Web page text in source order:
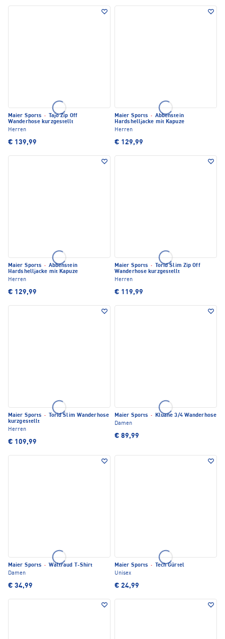
Maier Sports ·
Tajo Zip Off
Wanderhose kurzgestellt
Herren
€ 139,99
Maier Sports · Abbenstein
Hardshelljacke mit Kapuze
Herren
€ 129,99
Maier Sports · Abbenstein
Hardshelljacke mit Kapuze
Herren
€ 129,99
Maier Sports ·
Torid Slim Zip Off
Wanderhose kurzgestellt
Herren
€ 119,99
Maier Sports ·
Torid Slim Wanderhose
kurzgestellt
Herren
€ 109,99
Maier Sports ·
Kluane 3/4 Wanderhose
Damen
€ 89,99
Maier Sports · Waltraud T-Shirt
Damen
€ 34,99
Maier Sports ·
Tech Gürtel
Unisex
€ 24,99